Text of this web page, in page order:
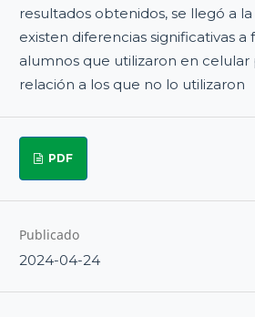
resultados obtenidos, se llegó a
existen diferencias significativas a
alumnos que utilizaron en celular
relación a los que no lo utilizaron
PDF
Publicado
2024-04-24